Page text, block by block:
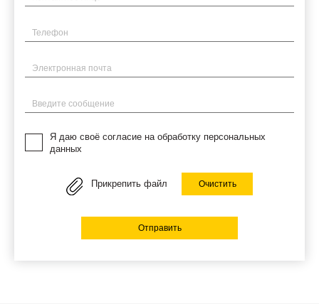
Телефон
Электронная почта
Введите сообщение
Я даю своё согласие на обработку персональных
данных
Прикрепить файл Очистить
Отправить